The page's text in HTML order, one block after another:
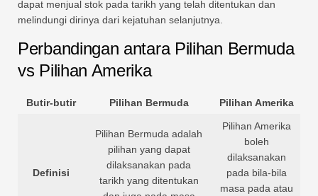
dapat menjual stok pada tarikh yang telah ditentukan dan
melindungi dirinya dari kejatuhan selanjutnya.
Perbandingan antara Pilihan Bermuda
vs Pilihan Amerika
Butir-butir Pilihan Bermuda Pilihan Amerika
Definisi
Pilihan Bermuda adalah
pilihan yang dapat
dilaksanakan pada
tarikh yang ditentukan
Pilihan Amerika
boleh
dilaksanakan
pada bila-bila
masa pada atau